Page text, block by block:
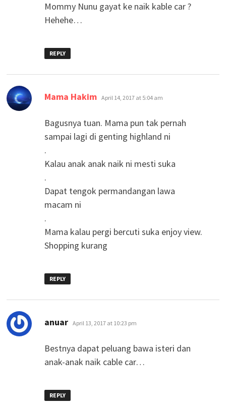
Mommy Nunu gayat ke naik kable car ?
Hehehe…
REPLY
Mama Hakim says:
April 14, 2017 at 5:04 am
Bagusnya tuan. Mama pun tak pernah
sampai lagi di genting highland ni
.
Kalau anak anak naik ni mesti suka
.
Dapat tengok permandangan lawa
macam ni
.
Mama kalau pergi bercuti suka enjoy view.
Shopping kurang
REPLY
anuar says:
April 13, 2017 at 10:23 pm
Bestnya dapat peluang bawa isteri dan
anak-anak naik cable car…
REPLY